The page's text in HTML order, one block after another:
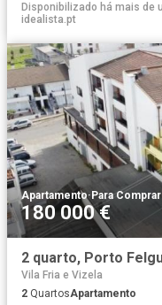
Disponibilizado há mais de
idealista.pt
Apartamento· Para Comprar
180 000 €
2 quarto, Porto
Vila Fria e Vizela
2 QuartosApartamento